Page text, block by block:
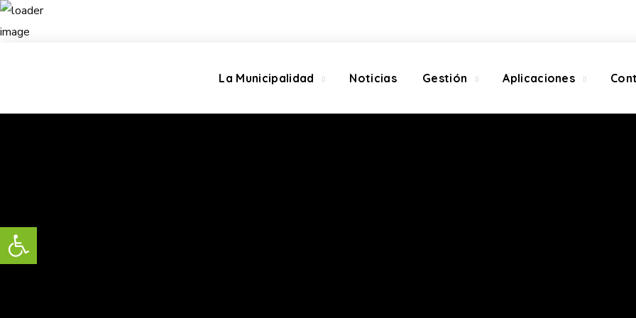
La Municipalidad Noticias Gestión Aplicaciones
Abrir barra de herramientas